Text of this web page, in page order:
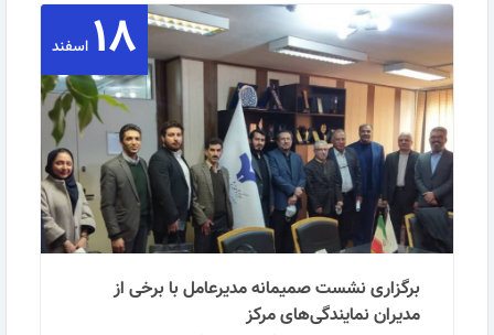
اعطای مجوز نمایندگی در استان البرز مرکز آموزش بازرگانی
در نظر دارد در راستای اجرای ماموریت های …
ادامه مطلب
۱۸ اسفند
برگزاری نشست صمیمانه مدیرعامل با برخی از
مدیران نمایندگی‌های مرکز